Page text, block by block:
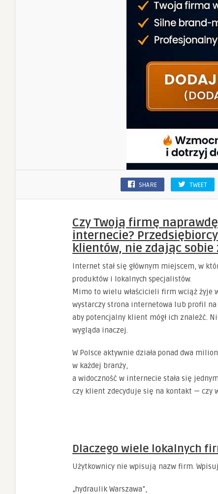
SHARE TWEET
Czy Twoją firmę
internecie?
klientów, nie zdając sobie
Internet stał się głównym miejscem, w
produktów i lokalnych specjalistów.
Mimo to wielu właścicieli firm wciąż żyje
wystarczy strona internetowa lub profil na
aby potencjalny klient mógł ich znaleźć.
wygląda inaczej.
W Polsce aktywnie działa ponad dwa
w każdej branży,
a widoczność w internecie stała się
czy klient zdecyduje się na kontakt — czy
Dlaczego wiele lokalnych
Użytkownicy nie wpisują nazw firm.
„hydraulik Warszawa”,